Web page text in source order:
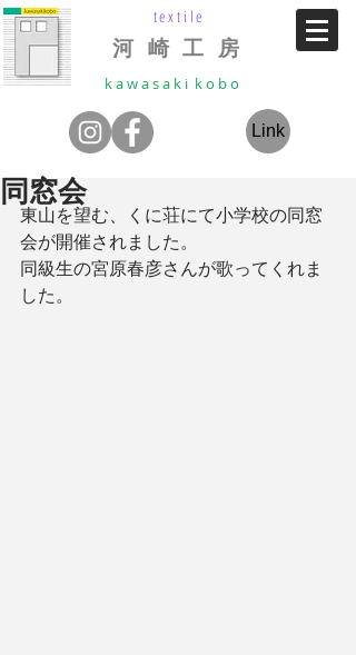
textile
河 崎 工 房
k a w a s a k i k o b o
Link
同窓会
東山を望む、くに荘にて小学校の同窓
会が開催されました。
同級生の宮原春彦さんが歌ってくれま
した。